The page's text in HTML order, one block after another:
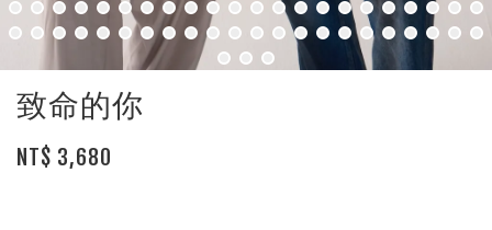
致命的你
NT$ 3,680